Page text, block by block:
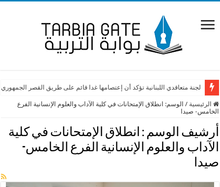
لجنة متعاقدي اللبنانية تؤكد أن إعتصامها غدا قائم على طريق القصر الجمهوري
الرئيسية / الوسم: انطلاق الإمتحانات في كلية الآداب والعلوم الإنسانية الفرع
الخامس- صيدا
أرشيف الوسم : انطلاق الإمتحانات في كلية
الآداب والعلوم الإنسانية الفرع الخامس-
صيدا